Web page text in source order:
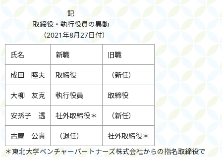
記
取締役・執行役員の異動
（2021年8月27日付）
氏名 新職 旧職
成田 睦夫 取締役 （新任）
大柳 友克 執行役員 取締役
安孫子 透 社外取締役＊ （新任）
古屋 公貴 （退任）
社外取締役＊
＊東北大学ベンチャーパートナーズ株式会社からの指名取締役で